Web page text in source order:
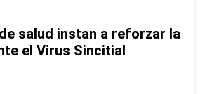
salud instan a reforzar la
el Virus Sincitial